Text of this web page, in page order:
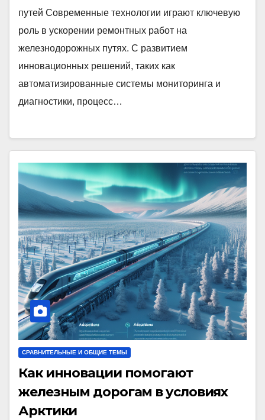
путей Современные технологии играют ключевую
роль в ускорении ремонтных работ на
железнодорожных путях. С развитием
инновационных решений, таких как
автоматизированные системы мониторинга и
диагностики, процесс…
СРАВНИТЕЛЬНЫЕ И ОБЩИЕ ТЕМЫ
Как инновации помогают
железным дорогам в условиях
Арктики